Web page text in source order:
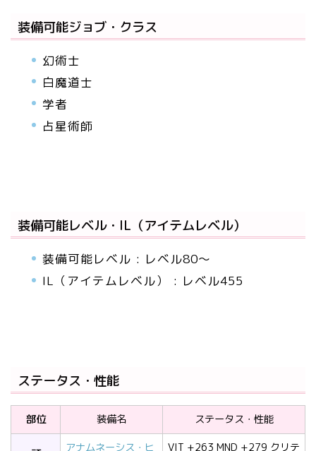
装備可能ジョブ・クラス
幻術士
白魔道士
学者
占星術師
装備可能レベル・IL（アイテムレベル）
装備可能レベル : レベル80～
IL（アイテムレベル） : レベル455
ステータス・性能
部位 装備名 ステータス・性能
アナムネーシス・ヒ VIT +263 MND +279 クリテ